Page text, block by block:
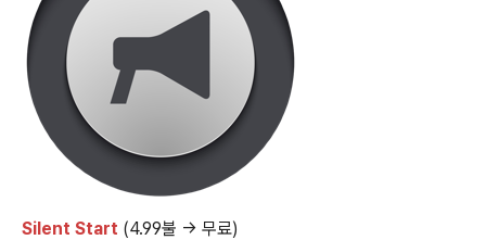
Silent Start (4.99불 → 무료)